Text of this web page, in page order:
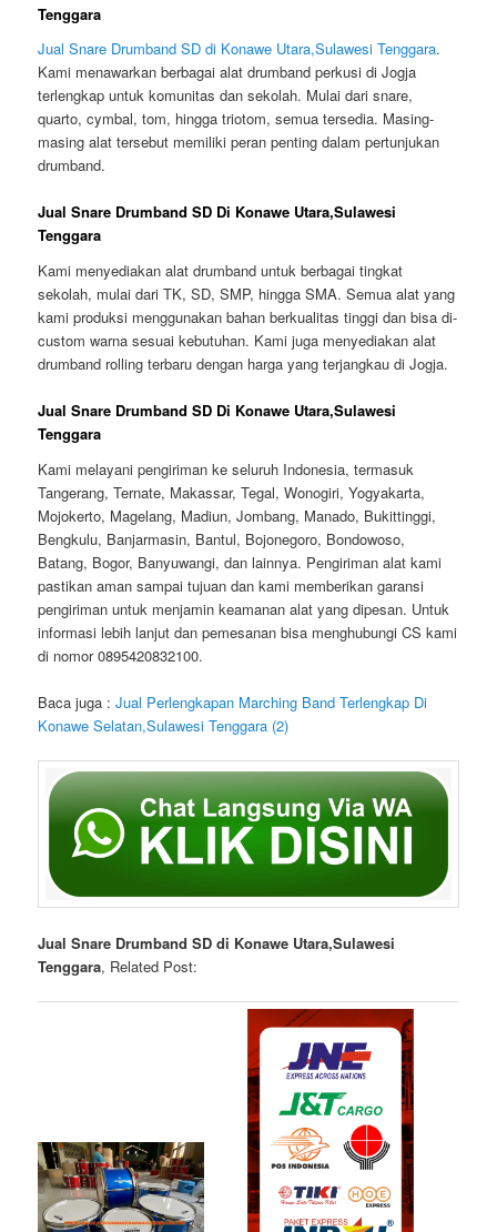
Tenggara
Jual Snare Drumband SD di Konawe Utara,Sulawesi Tenggara.
Kami menawarkan berbagai alat drumband perkusi di Jogja
terlengkap untuk komunitas dan sekolah. Mulai dari snare,
quarto, cymbal, tom, hingga triotom, semua tersedia. Masing-
masing alat tersebut memiliki peran penting dalam pertunjukan
drumband.
Jual Snare Drumband SD Di Konawe Utara,Sulawesi
Tenggara
Kami menyediakan alat drumband untuk berbagai tingkat
sekolah, mulai dari TK, SD, SMP, hingga SMA. Semua alat yang
kami produksi menggunakan bahan berkualitas tinggi dan bisa di-
custom warna sesuai kebutuhan. Kami juga menyediakan alat
drumband rolling terbaru dengan harga yang terjangkau di Jogja.
Jual Snare Drumband SD Di Konawe Utara,Sulawesi
Tenggara
Kami melayani pengiriman ke seluruh Indonesia, termasuk
Tangerang, Ternate, Makassar, Tegal, Wonogiri, Yogyakarta,
Mojokerto, Magelang, Madiun, Jombang, Manado, Bukittinggi,
Bengkulu, Banjarmasin, Bantul, Bojonegoro, Bondowoso,
Batang, Bogor, Banyuwangi, dan lainnya. Pengiriman alat kami
pastikan aman sampai tujuan dan kami memberikan garansi
pengiriman untuk menjamin keamanan alat yang dipesan. Untuk
informasi lebih lanjut dan pemesanan bisa menghubungi CS kami
di nomor 0895420832100.
Baca juga :Jual Perlengkapan Marching Band Terlengkap Di
Konawe Selatan,Sulawesi Tenggara (2)
Jual Snare Drumband SD di Konawe Utara,Sulawesi
Tenggara, Related Post: